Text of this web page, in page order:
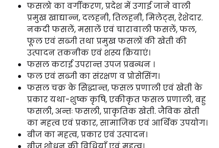
फसलो का वर्गीकरण, प्रदेश में उगाई जाने वाली
प्रमुख खाद्यान्न, दलहनी, तिलहनी, मिलेट्स, रेशेदार.
नकदी फसलें, मसालें एवं चारावाली फसलें, फल,
फूल एवं सब्जी तथा प्रमुख फसलों की खेती की
उत्पादन तकनीक एवं शस्य क्रियाएं।
फसल कटाई उपरान्त उपज प्रबन्धन ।
फल एवं सब्जी का संरक्षण व प्रोसेसिंग।
फसल चक्र के सिद्धान्त, फसल प्रणाली एवं खेती के
प्रकार यथा-शुष्क कृषि, एकीकृत फसल प्रणाली, बहु
फसली, अन्तः फसली, प्राकृतिक खेती. जैविक खेती
का महत्व एवं प्रकार, सामाजिक एवं आर्थिक उपयोग।
बीज का महत्व, प्रकार एवं उत्पादन।